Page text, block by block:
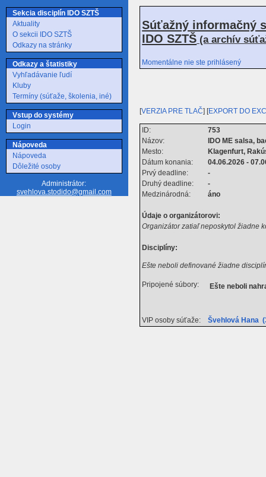
Sekcia disciplín IDO SZTŠ
Aktuality
O sekcii IDO SZTŠ
Odkazy na stránky
Odkazy a štatistiky
Vyhľadávanie ľudí
Kluby
Termíny (súťaže, školenia, iné)
Vstup do systémy
Login
Nápoveda
Nápoveda
Dôležité osoby
Administrátor:
svehlova.stodido@gmail.com
Súťažný informačný
IDO SZTŠ (a archív
Momentálne nie ste prihlásený
[VERZIA PRE TLAČ] [EXPORT DO
ID:
753
Názov:
IDO ME salsa,
Mesto:
Klagenfurt,
Dátum konania:
04.06.2026 -
Prvý deadline:
-
Druhý deadline:
-
Medzinárodná:
áno
Údaje o organizátorovi:
Organizátor zatiaľ neposkytol žiadne
Disciplíny:
Ešte neboli definované žiadne
Pripojené súbory: Ešte neboli
VIP osoby súťaže: Švehlová Hana